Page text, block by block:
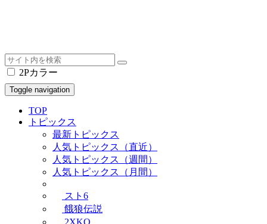
2Pカラー
Toggle navigation
TOP
トピックス
最新トピックス
人気トピックス（直近）
人気トピックス（週間）
人気トピックス（月間）
スト6
餓狼伝説
2XKO